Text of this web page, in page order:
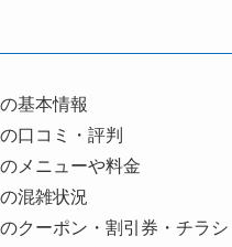
基本情報
口コミ・評判
メニューや料金
混雑状況
クーポン・割引券・チラシ